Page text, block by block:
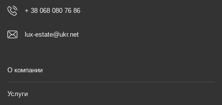
+ 38 068 080 76 86
lux-estate@ukr.net
О компании
Услуги